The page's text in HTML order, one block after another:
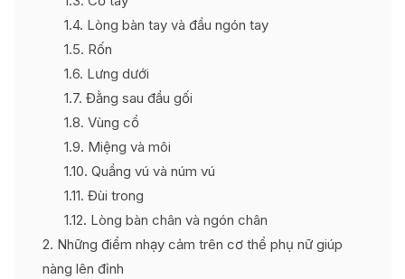
1.4 Lòng bàn tay và đầu ngón tay
1.5 Rốn
1.6 Lưng dưới
1.7 Đằng sau đầu gối
1.8 Vùng cổ
1.9 Miệng và môi
1.10 Quầng vú và núm vú
1.11 Đùi trong
1.12 Lòng bàn chân và ngón chân
2 Những điểm nhạy cảm trên cơ thể phụ nữ giúp
nàng lên đỉnh